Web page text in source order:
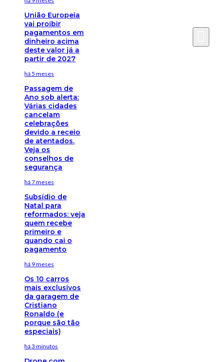
União Europeia
vai proibir
pagamentos em
dinheiro acima
deste valor já a
partir de 2027
há 5 meses
Passagem de
Ano sob alerta:
Várias cidades
cancelam
celebrações
devido a receio
de atentados.
Veja os
conselhos de
segurança
há 7 meses
Subsídio de
Natal para
reformados: veja
quem recebe
primeiro e
quando cai o
pagamento
há 9 meses
Os 10 carros
mais exclusivos
da garagem de
Cristiano
Ronaldo (e
porque são tão
especiais)
há 3 minutos